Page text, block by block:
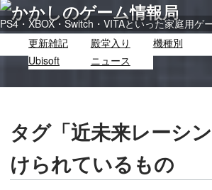
PS4・XBOX・Switch・VITAといった家庭用ゲ
更新雑記
殿堂入り 機種別
Ubisoft
ニュース
タグ「近未来レーシ
けられているもの